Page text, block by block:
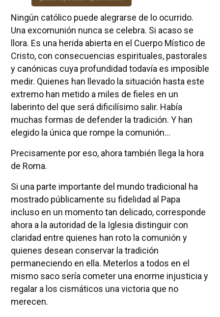
Ningún católico puede alegrarse de lo ocurrido.
Una excomunión nunca se celebra. Si acaso se
llora. Es una herida abierta en el Cuerpo Místico de
Cristo, con consecuencias espirituales, pastorales
y canónicas cuya profundidad todavía es imposible
medir. Quienes han llevado la situación hasta este
extremo han metido a miles de fieles en un
laberinto del que será dificilísimo salir. Había
muchas formas de defender la tradición. Y han
elegido la única que rompe la comunión…
Precisamente por eso, ahora también llega la hora
de Roma.
Si una parte importante del mundo tradicional ha
mostrado públicamente su fidelidad al Papa
incluso en un momento tan delicado, corresponde
ahora a la autoridad de la Iglesia distinguir con
claridad entre quienes han roto la comunión y
quienes desean conservar la tradición
permaneciendo en ella. Meterlos a todos en el
mismo saco sería cometer una enorme injusticia y
regalar a los cismáticos una victoria que no
merecen.